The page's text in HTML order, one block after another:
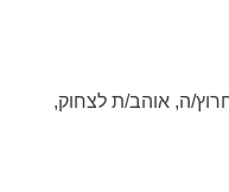
ה, אוהב/ת לצחוק,